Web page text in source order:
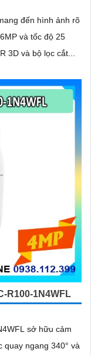
đến hình ảnh rõ
và tốc độ 25
DNR 3D và bộ lọc cắt...
R100-1N4WFL
sở hữu cảm
quay ngang 340° và